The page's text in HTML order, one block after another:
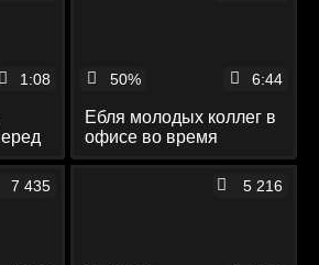
1:08 50% 6:44
Ебля молодых коллег в
офисе во время
обеденного перерыва
перед скрытой камерой
7 435 5 216